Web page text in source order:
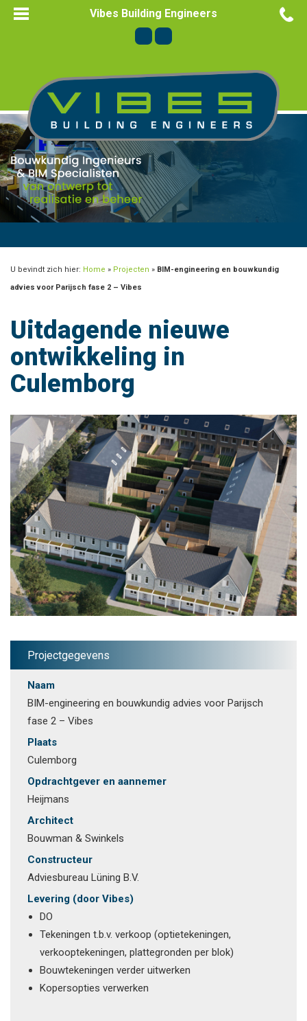
Vibes Building Engineers
U bevindt zich hier: Home » Projecten » BIM-engineering en bouwkundig
advies voor Parijsch fase 2 – Vibes
Uitdagende nieuwe
ontwikkeling in
Culemborg
Projectgegevens
Naam
BIM-engineering en bouwkundig advies voor Parijsch
fase 2 – Vibes
Plaats
Culemborg
Opdrachtgever en aannemer
Heijmans
Architect
Bouwman & Swinkels
Constructeur
Adviesbureau Lüning B.V.
Levering (door Vibes)
DO
Tekeningen t.b.v. verkoop (optietekeningen,
verkooptekeningen, plattegronden per blok)
Bouwtekeningen verder uitwerken
Kopersopties verwerken